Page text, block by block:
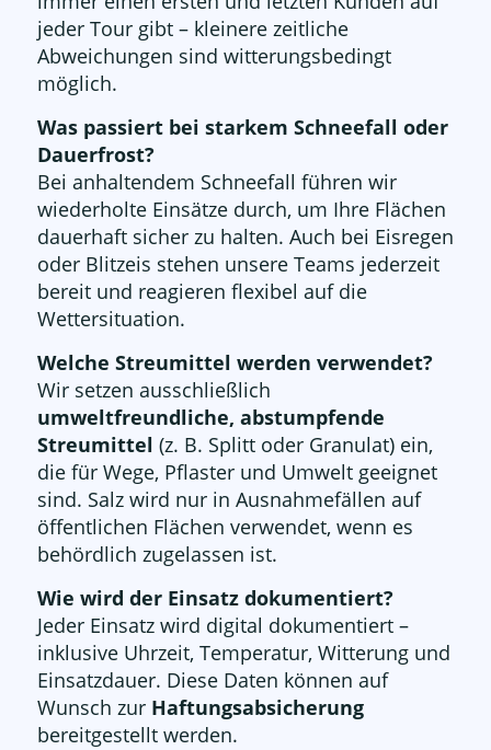
jeder Tour gibt – kleinere zeitliche
Abweichungen sind witterungsbedingt
möglich.
Was passiert bei starkem Schneefall oder
Dauerfrost?
Bei anhaltendem Schneefall führen wir
wiederholte Einsätze durch, um Ihre Flächen
dauerhaft sicher zu halten. Auch bei Eisregen
oder Blitzeis stehen unsere Teams jederzeit
bereit und reagieren flexibel auf die
Wettersituation.
Welche Streumittel werden verwendet?
Wir setzen ausschließlich
umweltfreundliche, abstumpfende
Streumittel (z. B. Splitt oder Granulat) ein,
die für Wege, Pflaster und Umwelt geeignet
sind. Salz wird nur in Ausnahmefällen auf
öffentlichen Flächen verwendet, wenn es
behördlich zugelassen ist.
Wie wird der Einsatz dokumentiert?
Jeder Einsatz wird digital dokumentiert –
inklusive Uhrzeit, Temperatur, Witterung und
Einsatzdauer. Diese Daten können auf
Wunsch zur Haftungsabsicherung
bereitgestellt werden.